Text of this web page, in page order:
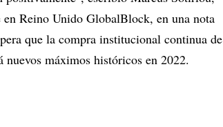
Reino Unido GlobalBlock, en una nota
que la compra institucional continua de
máximos históricos en 2022.